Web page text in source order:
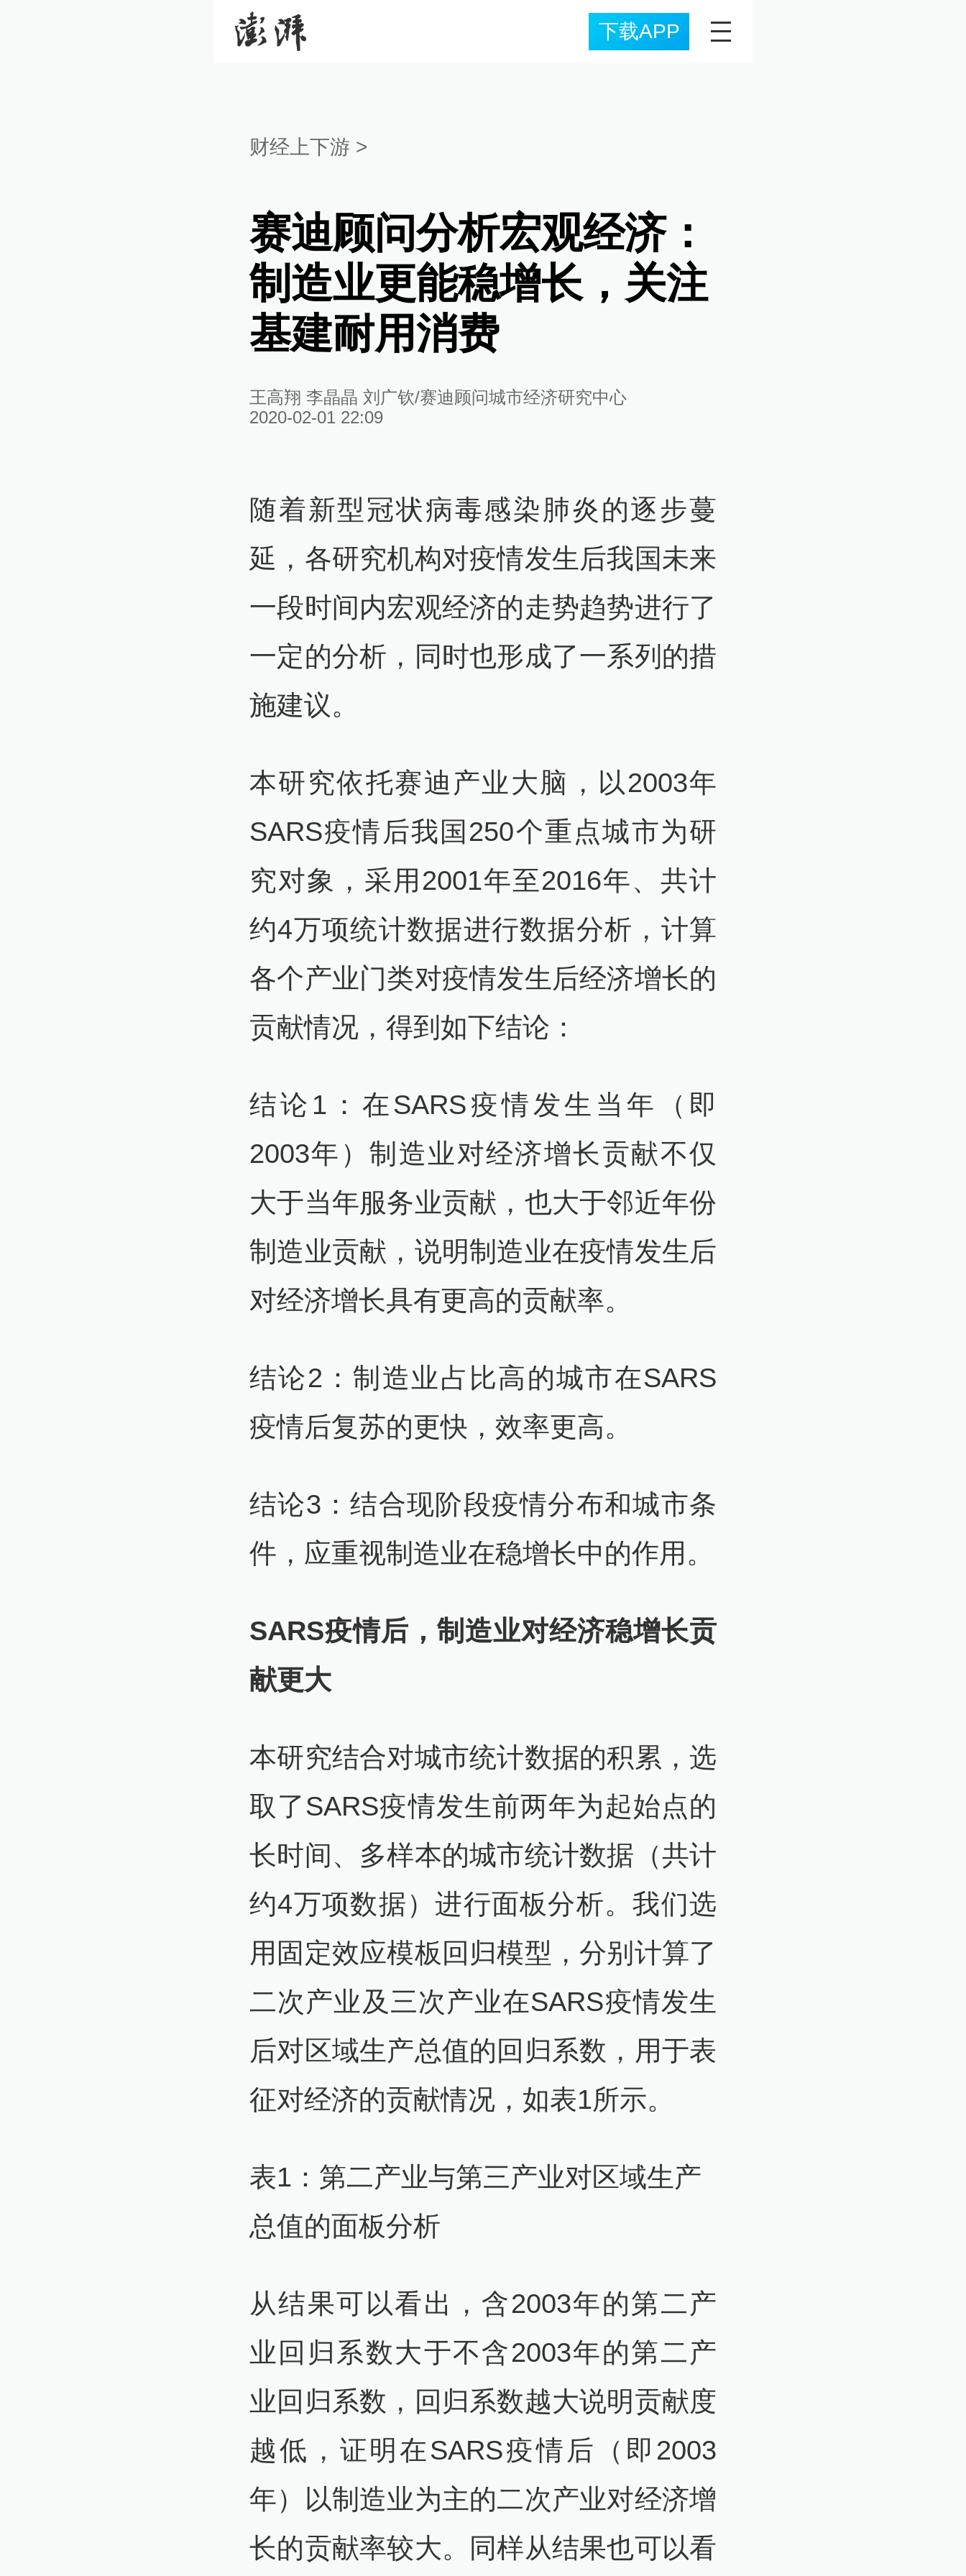
下载APP
财经上下游 >
赛迪顾问分析宏观经济：
制造业更能稳增长，关注
基建耐用消费
王高翔 李晶晶 刘广钦/赛迪顾问城市经济研究中心
2020-02-01 22:09
随着新型冠状病毒感染肺炎的逐步蔓
延，各研究机构对疫情发生后我国未来
一段时间内宏观经济的走势趋势进行了
一定的分析，同时也形成了一系列的措
施建议。
本研究依托赛迪产业大脑，以2003年
SARS疫情后我国250个重点城市为研
究对象，采用2001年至2016年、共计
约4万项统计数据进行数据分析，计算
各个产业门类对疫情发生后经济增长的
贡献情况，得到如下结论：
结论1：在SARS疫情发生当年（即
2003年）制造业对经济增长贡献不仅
大于当年服务业贡献，也大于邻近年份
制造业贡献，说明制造业在疫情发生后
对经济增长具有更高的贡献率。
结论2：制造业占比高的城市在SARS
疫情后复苏的更快，效率更高。
结论3：结合现阶段疫情分布和城市条
件，应重视制造业在稳增长中的作用。
SARS疫情后，制造业对经济稳增长贡
献更大
本研究结合对城市统计数据的积累，选
取了SARS疫情发生前两年为起始点的
长时间、多样本的城市统计数据（共计
约4万项数据）进行面板分析。我们选
用固定效应模板回归模型，分别计算了
二次产业及三次产业在SARS疫情发生
后对区域生产总值的回归系数，用于表
征对经济的贡献情况，如表1所示。
表1：第二产业与第三产业对区域生产
总值的面板分析
从结果可以看出，含2003年的第二产
业回归系数大于不含2003年的第二产
业回归系数，回归系数越大说明贡献度
越低，证明在SARS疫情后（即2003
年）以制造业为主的二次产业对经济增
长的贡献率较大。同样从结果也可以看